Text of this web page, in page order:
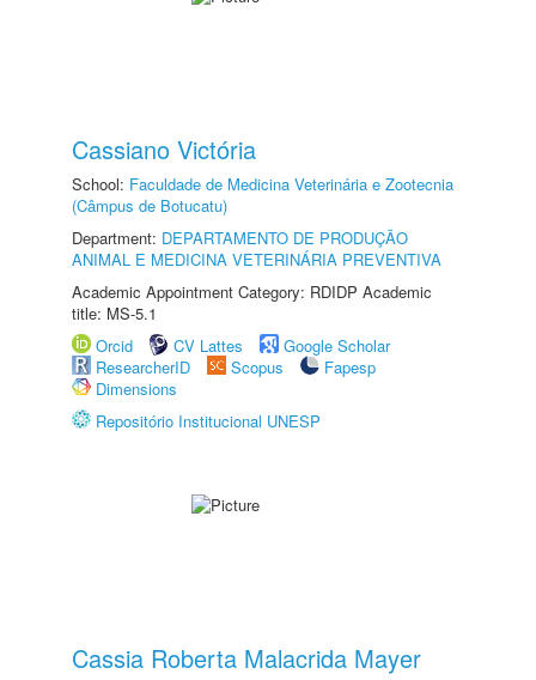
Cassiano Victória
School: Faculdade de Medicina Veterinária e Zootecnia
(Câmpus de Botucatu)
Department: DEPARTAMENTO DE PRODUÇÃO
ANIMAL E MEDICINA VETERINÁRIA PREVENTIVA
Academic Appointment Category: RDIDP Academic
title: MS-5.1
Orcid
CV Lattes
Google Scholar
ResearcherID
Scopus
Fapesp
Dimensions
Repositório Institucional UNESP
Cassia Roberta Malacrida Mayer